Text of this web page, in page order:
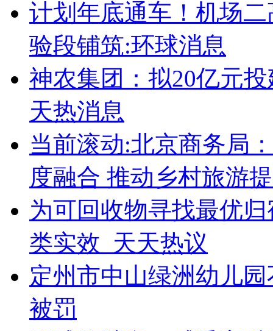
计划年底通车！机场
验段铺筑:环球消息
神农集团：拟20亿元
天热消息
当前滚动:北京商务局
度融合 推动乡村旅游
为可回收物寻找最优
类实效_天天热议
定州市中山绿洲幼儿
被罚